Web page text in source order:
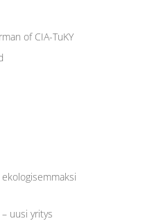
of CIA-TuKY
uusi yritys